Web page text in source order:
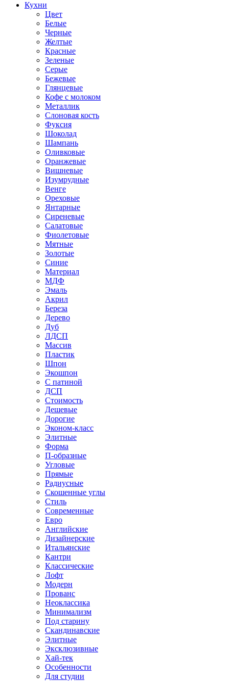
Кухни
Цвет
Белые
Черные
Желтые
Красные
Зеленые
Серые
Бежевые
Глянцевые
Кофе с молоком
Металлик
Слоновая кость
Фуксия
Шоколад
Шампань
Оливковые
Оранжевые
Вишневые
Изумрудные
Венге
Ореховые
Янтарные
Сиреневые
Салатовые
Фиолетовые
Мятные
Золотые
Синие
Материал
МДФ
Эмаль
Акрил
Береза
Дерево
Дуб
ЛДСП
Массив
Пластик
Шпон
Экошпон
С патиной
ДСП
Стоимость
Дешевые
Дорогие
Эконом-класс
Элитные
Форма
П-образные
Угловые
Прямые
Радиусные
Скошенные углы
Стиль
Современные
Евро
Английские
Дизайнерские
Итальянские
Кантри
Классические
Лофт
Модерн
Прованс
Неоклассика
Минимализм
Под старину
Скандинавские
Элитные
Эксклюзивные
Хай-тек
Особенности
Для студии